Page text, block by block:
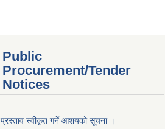
Public
Procurement/Tender
Notices
प्रस्ताव स्वीकृत गर्ने आशयको सूचना ।